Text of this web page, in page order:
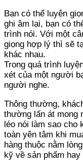
Bạn có thể luyện
ghi âm lại, bạn có
trình nói. Với một
giọng hợp lý thì sẽ
khác nhau.
Trong quá trình
xét của một người
người nghe.
Thông thường,
thường lấn át mong
léo nói làm sao cho
toàn yên tâm khi
hàng thuộc nằm
kỹ về sản phẩm hay